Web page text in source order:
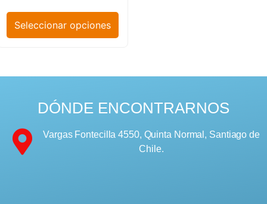
Seleccionar opciones
DÓNDE ENCONTRARNOS
Vargas Fontecilla 4550, Quinta Normal, Santiago de
Chile.